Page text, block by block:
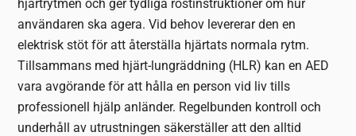
hjärtrytmen och ger tydliga röstinstruktioner om hur
användaren ska agera. Vid behov levererar den en
elektrisk stöt för att återställa hjärtats normala rytm.
Tillsammans med hjärt-lungräddning (HLR) kan en AED
vara avgörande för att hålla en person vid liv tills
professionell hjälp anländer. Regelbunden kontroll och
underhåll av utrustningen säkerställer att den alltid